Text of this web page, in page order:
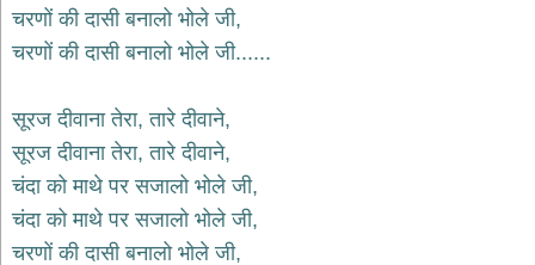
हनुमान
भजन
साईं
भजन
bhajans
जैन
भजन
चरणों की दासी बनालो भोले जी,
चरणों की दासी बनालो भोले जी......
सूरज दीवाना तेरा, तारे दीवाने,
सूरज दीवाना तेरा, तारे दीवाने,
चंदा को माथे पर सजालो भोले जी,
चंदा को माथे पर सजालो भोले जी,
चरणों की दासी बनालो भोले जी,